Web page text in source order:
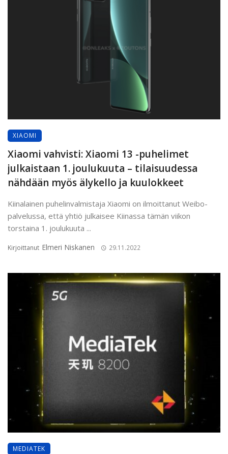
XIAOMI
Xiaomi vahvisti: Xiaomi 13 -puhelimet
julkaistaan 1. joulukuuta – tilaisuudessa
nähdään myös älykello ja kuulokkeet
Kiinalainen puhelinvalmistaja Xiaomi on ilmoittanut Weibo-
palvelussa, että yhtiö julkaisee Kiinassa tämän viikon
torstaina 1. joulukuuta ...
Kirjoittanut Elmeri Niskanen 29.11.2022
MEDIATEK